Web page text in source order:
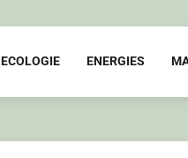
ECOLOGIE ENERGIES